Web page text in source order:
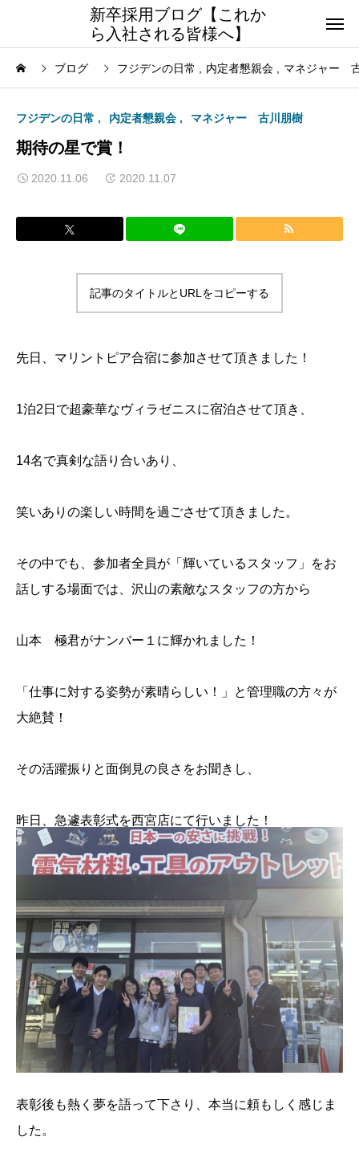
新卒採用ブログ【これか
ら入社される皆様へ】
ブログ フジデンの日常 内定者懇親会 マネジャー
フジデンの日常 内定者懇親会 マネジャー 古川朋樹
期待の星で賞！
2020.11.06 2020.11.07
記事のタイトルとURLをコピーする
先日、マリントピア合宿に参加させて頂きました！
1泊2日で超豪華なヴィラゼニスに宿泊させて頂き、
14名で真剣な語り合いあり、
笑いありの楽しい時間を過ごさせて頂きました。
その中でも、参加者全員が「輝いているスタッフ」をお
話しする場面では、沢山の素敵なスタッフの方から
山本 極君がナンバー１に輝かれました！
「仕事に対する姿勢が素晴らしい！」と管理職の方々が
大絶賛！
その活躍振りと面倒見の良さをお聞きし、
昨日、急遽表彰式を西宮店にて行いました！
表彰後も熱く夢を語って下さり、本当に頼もしく感じま
した。